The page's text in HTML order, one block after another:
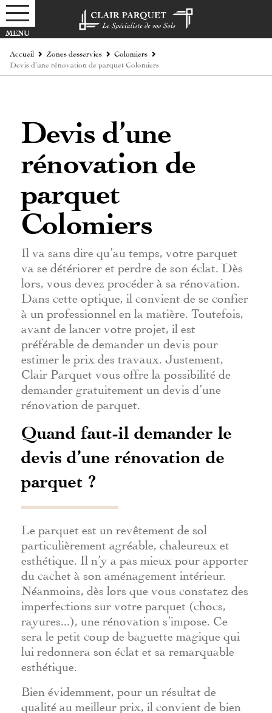
Accueil Zones desservies Colomiers
Devis d’une rénovation de parquet Colomiers
Devis d’une
rénovation de
parquet
Colomiers
Il va sans dire qu’au temps, votre parquet
va se détériorer et perdre de son éclat. Dès
lors, vous devez procéder à sa rénovation.
Dans cette optique, il convient de se confier
à un professionnel en la matière. Toutefois,
avant de lancer votre projet, il est
préférable de demander un devis pour
estimer le prix des travaux. Justement,
Clair Parquet vous offre la possibilité de
demander gratuitement un devis d’une
rénovation de parquet.
Quand faut-il demander le
devis d’une rénovation de
parquet ?
Le parquet est un revêtement de sol
particulièrement agréable, chaleureux et
esthétique. Il n’y a pas mieux pour apporter
du cachet à son aménagement intérieur.
Néanmoins, dès lors que vous constatez des
imperfections sur votre parquet (chocs,
rayures...), une rénovation s’impose. Ce
sera le petit coup de baguette magique qui
lui redonnera son éclat et sa remarquable
esthétique.
Bien évidemment, pour un résultat de
qualité au meilleur prix, il convient de bien